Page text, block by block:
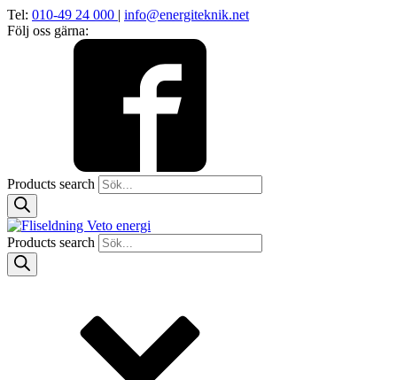
Tel: 010-49 24 000 | info@energiteknik.net
Följ oss gärna:
Products search
Products search